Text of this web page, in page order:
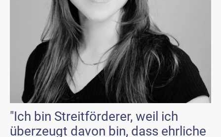
"Ich bin Streitförderer, weil ich
überzeugt davon bin, dass ehrliche